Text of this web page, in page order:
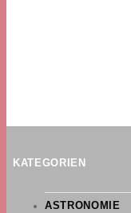
KATEGORIEN
ASTRONOMIE